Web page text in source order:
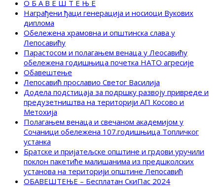
О Б А В Е Ш Т Е Њ Е
Награђени ђаци генерација и носиоци Вукових
диплома
Обележена храмовна и општинска слава у
Лепосавићу
Парастосом и полагањем венаца у Леосавићу
обележена годишњица почетка НАТО агресије
Обавештење
Лепосавић прославио Светог Василија
Додела подстицаја за подршку развоју привреде и
предузетништва на територији АП Косово и
Метохија
Полагањем венаца и свечаном академијом у
Сочаници обележена 107.годишњица Топличког
устанка
Братске и пријатељске општине и грдови уручили
поклон пакетиће малишанима из предшколских
установа на територији општине Лепосавић
ОБАВЕШТЕЊЕ – Бесплатан СкиПас 2024